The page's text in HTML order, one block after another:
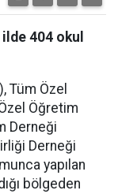
404 okul
Tüm Özel
Öğretim
Derneği
Derneği
yapılan
bölgeden